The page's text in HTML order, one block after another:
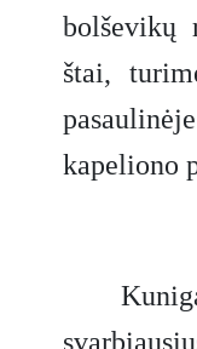
bolševikų
štai,
kapeliono